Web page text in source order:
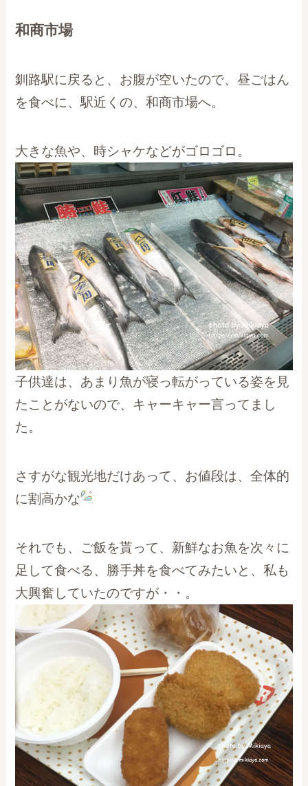
和商市場
釧路駅に戻ると、お腹が空いたので、昼ごはん
を食べに、駅近くの、和商市場へ。
大きな魚や、時シャケなどがゴロゴロ。
子供達は、あまり魚が寝っ転がっている姿を見
たことがないので、キャーキャー言ってまし
た。
さすがな観光地だけあって、お値段は、全体的
に割高かな
それでも、ご飯を貰って、新鮮なお魚を次々に
足して食べる、勝手丼を食べてみたいと、私も
大興奮していたのですが・・。